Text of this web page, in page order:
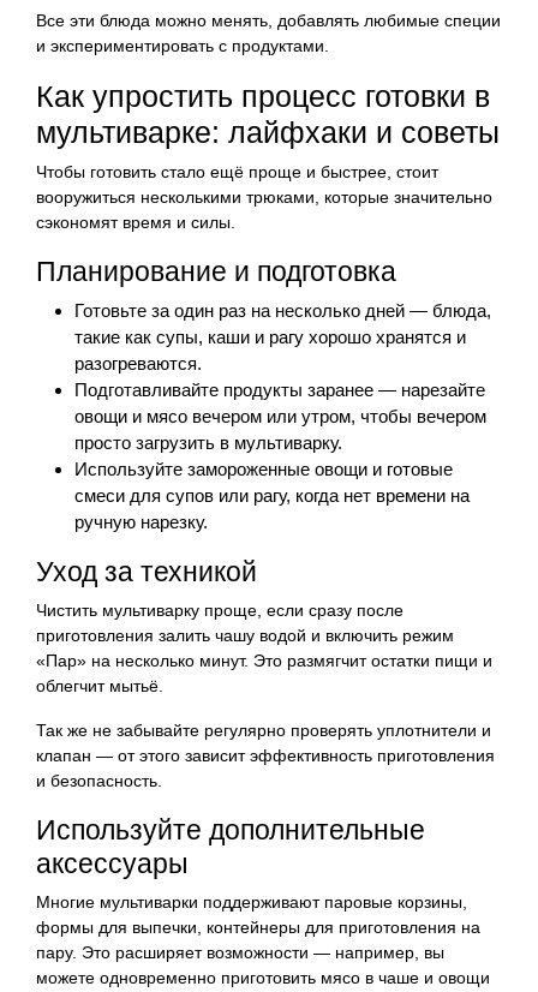
Все эти блюда можно менять, добавлять любимые специи
и экспериментировать с продуктами.
Как упростить процесс готовки в
мультиварке: лайфхаки и советы
Чтобы готовить стало ещё проще и быстрее, стоит
вооружиться несколькими трюками, которые значительно
сэкономят время и силы.
Планирование и подготовка
Готовьте за один раз на несколько дней — блюда,
такие как супы, каши и рагу хорошо хранятся и
разогреваются.
Подготавливайте продукты заранее — нарезайте
овощи и мясо вечером или утром, чтобы вечером
просто загрузить в мультиварку.
Используйте замороженные овощи и готовые
смеси для супов или рагу, когда нет времени на
ручную нарезку.
Уход за техникой
Чистить мультиварку проще, если сразу после
приготовления залить чашу водой и включить режим
«Пар» на несколько минут. Это размягчит остатки пищи и
облегчит мытьё.
Так же не забывайте регулярно проверять уплотнители и
клапан — от этого зависит эффективность приготовления
и безопасность.
Используйте дополнительные
аксессуары
Многие мультиварки поддерживают паровые корзины,
формы для выпечки, контейнеры для приготовления на
пару. Это расширяет возможности — например, вы
можете одновременно приготовить мясо в чаше и овощи